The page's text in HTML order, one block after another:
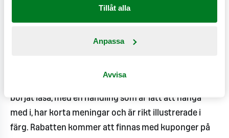
Tillåt alla
Anpassa
Avvisa
Utöver utdelningen av böckerna i barnmenyn
börjat läsa, med en handling som är lätt att hänga
med i, har korta meningar och är rikt illustrerade i
färg. Rabatten kommer att finnas med kuponger på